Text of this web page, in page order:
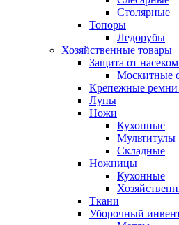
Столярные
Топоры
Ледорубы
Хозяйственные товары
Защита от
Москитные
Крепежные
Лупы
Ножи
Кухонные
Мультитулы
Складные
Ножницы
Кухонные
Ткани
Уборочный